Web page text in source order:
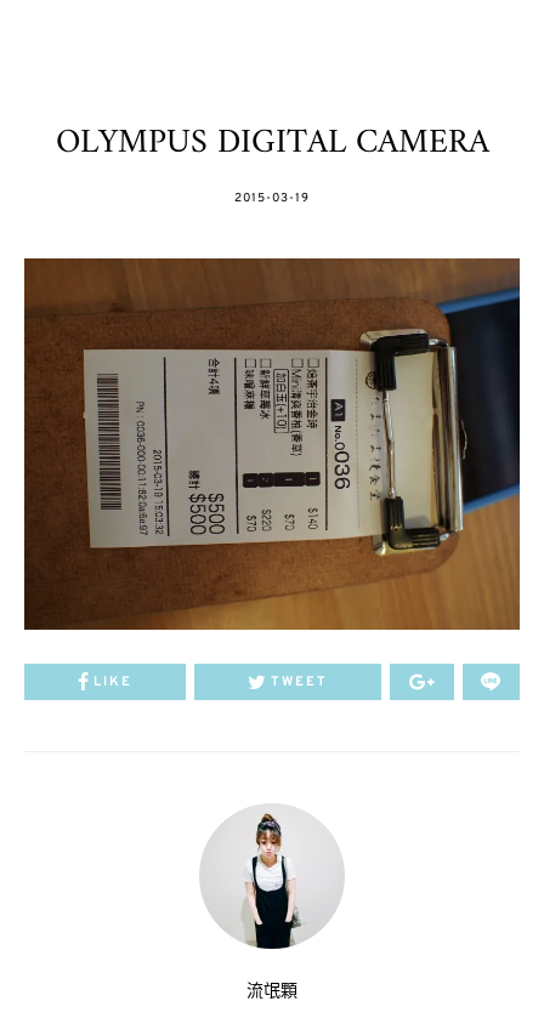
OLYMPUS DIGITAL CAMERA
POSTED
2015-03-19
LIKE TWEET
流氓顆